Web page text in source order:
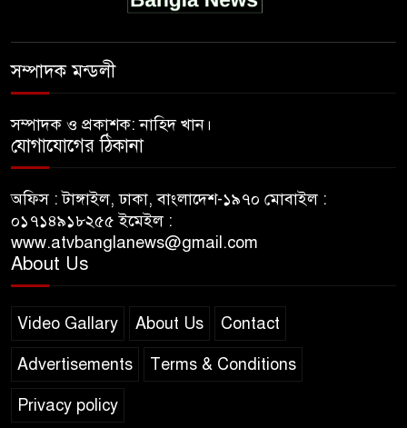
সম্পাদক মন্ডলী
সম্পাদক ও প্রকাশক: নাহিদ খান।
যোগাযোগের ঠিকানা
অফিস : টাঙ্গাইল, ঢাকা, বাংলাদেশ-১৯৭০ মোবাইল :
০১৭১৪৯১৮২৫৫ ইমেইল :
www.atvbanglanews@gmail.com
About Us
Video Gallary About Us Contact
Advertisements Terms & Conditions
Privacy policy